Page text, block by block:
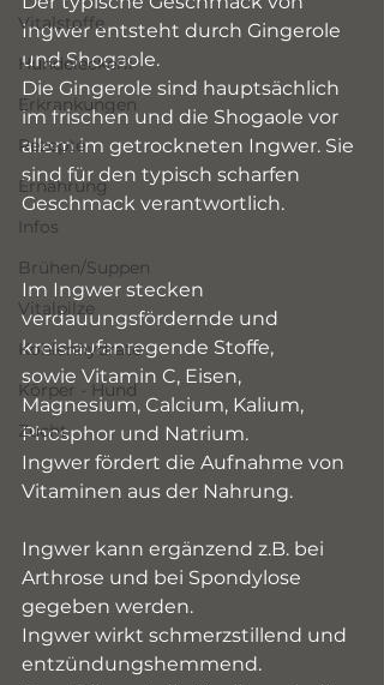
Vitalstoffe
Hundeleckerli
Erkrankungen
Rezepte
Ernährung
Infos
Brühen/Suppen
Vitalpilze
Kohlenhydrate
Körper - Hund
Zucht
Ingwer entsteht durch Gingerole
und Shogaole.
Die Gingerole sind hauptsächlich
im frischen und die Shogaole vor
allem im getrockneten Ingwer. Sie
sind für den typisch scharfen
Geschmack verantwortlich.
Im Ingwer stecken
verdauungsfördernde und
kreislaufanregende Stoffe,
sowie Vitamin C, Eisen,
Magnesium, Calcium, Kalium,
Phosphor und Natrium.
Ingwer fördert die Aufnahme von
Vitaminen aus der Nahrung.
Ingwer kann ergänzend z.B. bei
Arthrose und bei Spondylose
gegeben werden.
Ingwer wirkt schmerzstillend und
entzündungshemmend.